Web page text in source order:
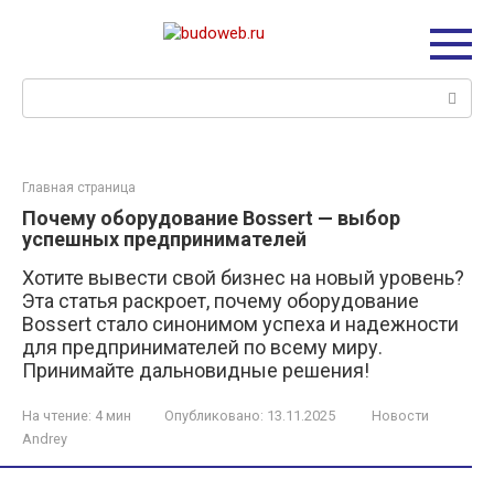
Главная страница
Почему оборудование Bossert — выбор
успешных предпринимателей
Хотите вывести свой бизнес на новый уровень?
Эта статья раскроет, почему оборудование
Bossert стало синонимом успеха и надежности
для предпринимателей по всему миру.
Принимайте дальновидные решения!
На чтение: 4 мин Опубликовано: 13.11.2025
Новости
Andrey